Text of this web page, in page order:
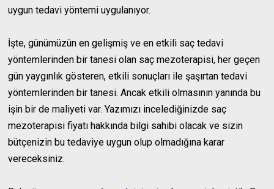
uygun tedavi yöntemi uygulanıyor.
İşte, günümüzün en gelişmiş ve en etkili saç tedavi
yöntemlerinden bir tanesi olan saç mezoterapisi, her geçen
gün yaygınlık gösteren, etkili sonuçları ile şaşırtan tedavi
yöntemlerinden bir tanesi. Ancak etkili olmasının yanında bu
işin bir de maliyeti var. Yazımızı incelediğinizde saç
mezoterapisi fiyatı hakkında bilgi sahibi olacak ve sizin
bütçenizin bu tedaviye uygun olup olmadığına karar
vereceksiniz.